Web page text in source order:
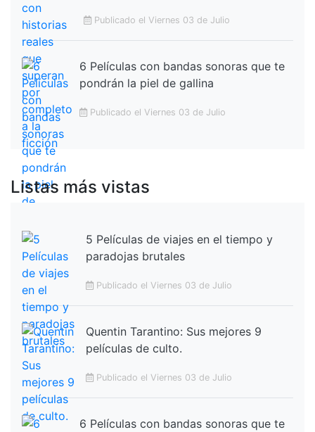
Publicado el Viernes 03 de Julio
6 Películas con bandas sonoras que te
pondrán la piel de gallina
Publicado el Viernes 03 de Julio
Listas más vistas
5 Películas de viajes en el tiempo y
paradojas brutales
Publicado el Viernes 03 de Julio
Quentin Tarantino: Sus mejores 9
películas de culto.
Publicado el Viernes 03 de Julio
6 Películas con bandas sonoras que te